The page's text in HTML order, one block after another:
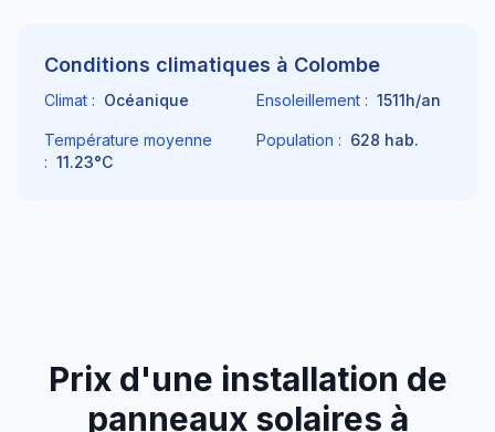
Conditions climatiques à Colombe
Climat : Océanique Ensoleillement : 1511h/an
Température moyenne
: 11.23°C
Population : 628 hab.
Prix d'une installation de
panneaux solaires à